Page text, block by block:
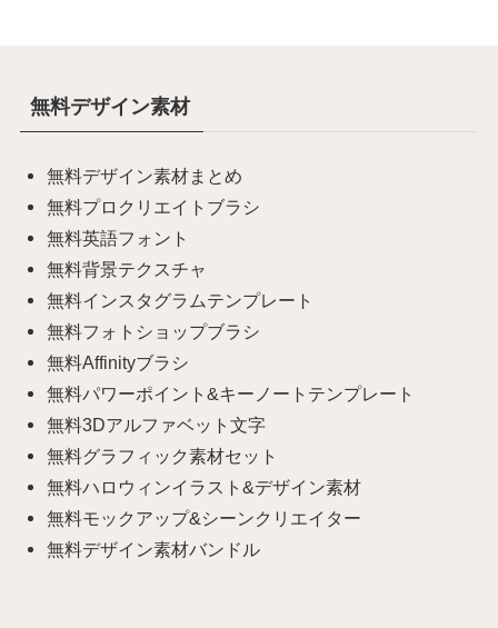
無料デザイン素材
無料デザイン素材まとめ
無料プロクリエイトブラシ
無料英語フォント
無料背景テクスチャ
無料インスタグラムテンプレート
無料フォトショップブラシ
無料Affinityブラシ
無料パワーポイント&キーノートテンプレート
無料3Dアルファベット文字
無料グラフィック素材セット
無料ハロウィンイラスト&デザイン素材
無料モックアップ&シーンクリエイター
無料デザイン素材バンドル